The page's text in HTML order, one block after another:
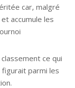
car, malgré
accumule les
ce qui
figurait parmi les